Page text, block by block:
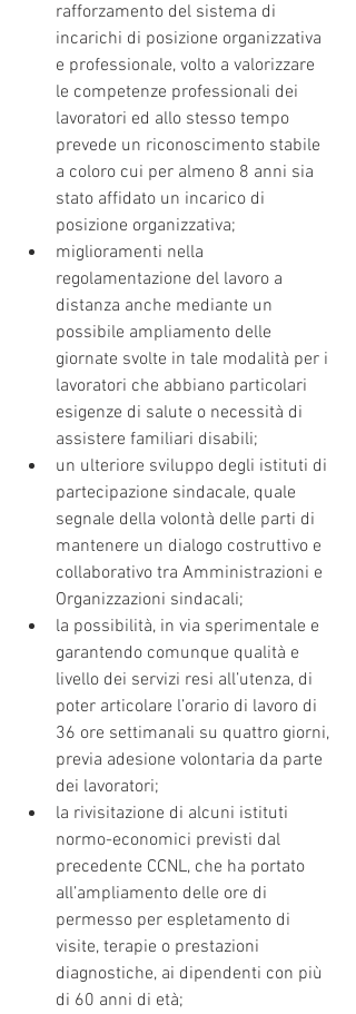
rafforzamento del sistema di
incarichi di posizione organizzativa
e professionale, volto a valorizzare
le competenze professionali dei
lavoratori ed allo stesso tempo
prevede un riconoscimento stabile
a coloro cui per almeno 8 anni sia
stato affidato un incarico di
posizione organizzativa;
miglioramenti nella
regolamentazione del lavoro a
distanza anche mediante un
possibile ampliamento delle
giornate svolte in tale modalità per i
lavoratori che abbiano particolari
esigenze di salute o necessità di
assistere familiari disabili;
un ulteriore sviluppo degli istituti di
partecipazione sindacale, quale
segnale della volontà delle parti di
mantenere un dialogo costruttivo e
collaborativo tra Amministrazioni e
Organizzazioni sindacali;
la possibilità, in via sperimentale e
garantendo comunque qualità e
livello dei servizi resi all’utenza, di
poter articolare l’orario di lavoro di
36 ore settimanali su quattro giorni,
previa adesione volontaria da parte
dei lavoratori;
la rivisitazione di alcuni istituti
normo-economici previsti dal
precedente CCNL, che ha portato
all’ampliamento delle ore di
permesso per espletamento di
visite, terapie o prestazioni
diagnostiche, ai dipendenti con più
di 60 anni di età;